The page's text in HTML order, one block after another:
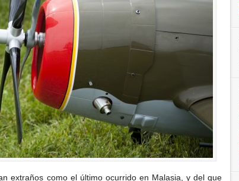
extraños como el último ocurrido en Malasia, y del que